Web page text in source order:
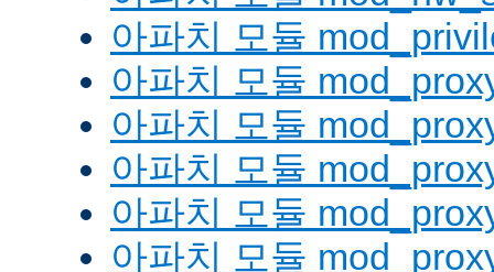
아파치 모듈
아파치 모듈
아파치 모듈
아파치 모듈
아파치 모듈
아파치 모듈